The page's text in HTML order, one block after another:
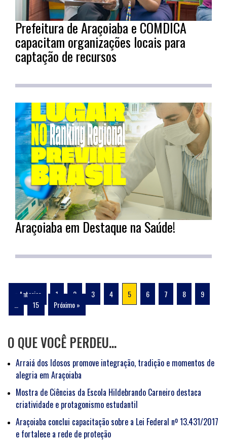
Prefeitura de Araçoiaba e COMDICA
capacitam organizações locais para
captação de recursos
Araçoiaba em Destaque na Saúde!
« Anterior 1 2 3 4 5 6 7 8
9
15 Próximo »
O QUE VOCÊ PERDEU…
Arraiá dos Idosos promove integração, tradição e momentos de
alegria em Araçoiaba
Mostra de Ciências da Escola Hildebrando Carneiro destaca
criatividade e protagonismo estudantil
Araçoiaba conclui capacitação sobre a Lei Federal nº 13.431/2017
e fortalece a rede de proteção